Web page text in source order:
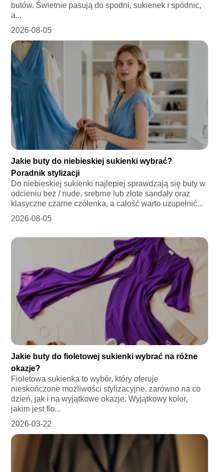
butów. Świetnie pasują do spodni, sukienek i spódnic,
a...
2026-08-05
Jakie buty do niebieskiej sukienki wybrać?
Poradnik stylizacji
Do niebieskiej sukienki najlepiej sprawdzają się buty w
odcieniu beż / nude, srebrne lub złote sandały oraz
klasyczne czarne czółenka, a całość warto uzupełnić...
2026-08-05
Jakie buty do fioletowej sukienki wybrać na różne
okazje?
Fioletowa sukienka to wybór, który oferuje
nieskończone możliwości stylizacyjne, zarówno na co
dzień, jak i na wyjątkowe okazje. Wyjątkowy kolor,
jakim jest fio...
2026-03-22